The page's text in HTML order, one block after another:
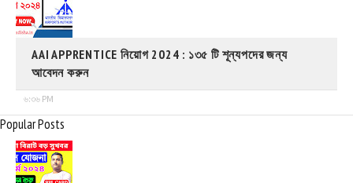
AAI APPRENTICE নিয়োগ 2024 : ১৩৫ টি শূন্যপদের জন্য
আবেদন করুন
৬:৩৬ PM
Popular Posts